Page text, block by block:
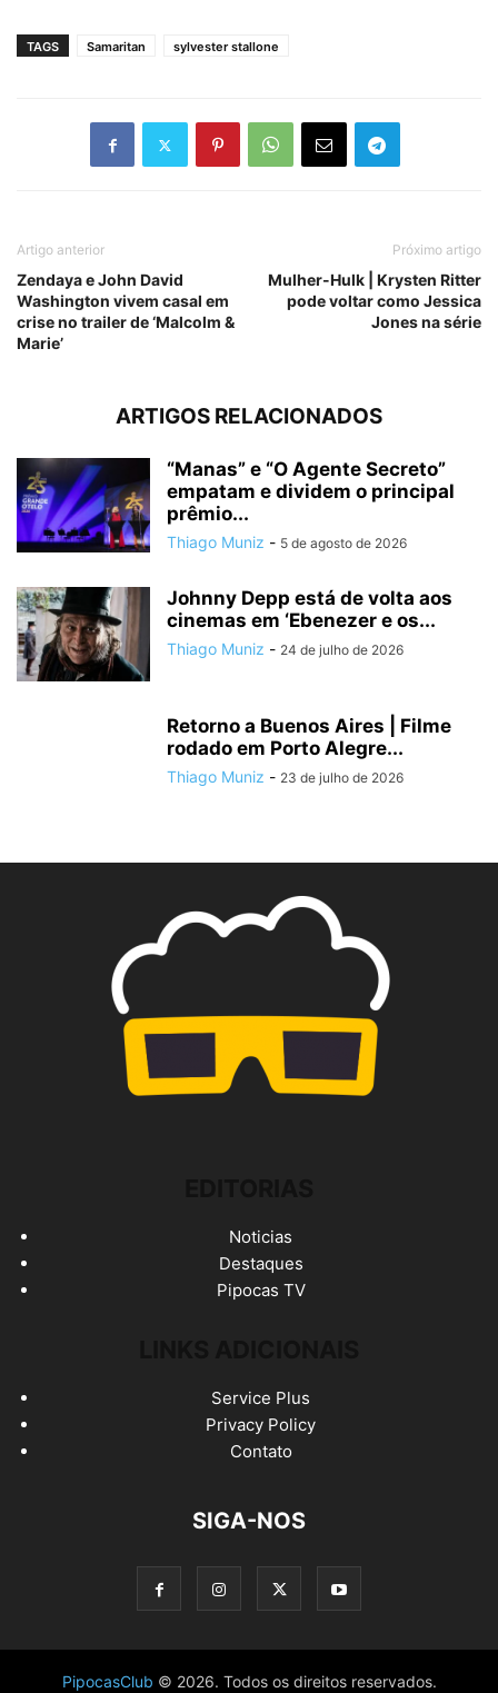
TAGS Samaritan sylvester stallone
Artigo anterior
Zendaya e John David
Washington vivem casal em
crise no trailer de ‘Malcolm &
Marie’
Próximo artigo
Mulher-Hulk | Krysten Ritter
pode voltar como Jessica
Jones na série
ARTIGOS RELACIONADOS
“Manas” e “O Agente Secreto”
empatam e dividem o principal
prêmio...
Thiago Muniz - 5 de agosto de 2026
Johnny Depp está de volta aos
cinemas em ‘Ebenezer e os...
Thiago Muniz - 24 de julho de 2026
Retorno a Buenos Aires | Filme
rodado em Porto Alegre...
Thiago Muniz - 23 de julho de 2026
Noticias
Destaques
Pipocas TV
Service Plus
Privacy Policy
Contato
SIGA-NOS
PipocasClub © 2026. Todos os direitos reservados.